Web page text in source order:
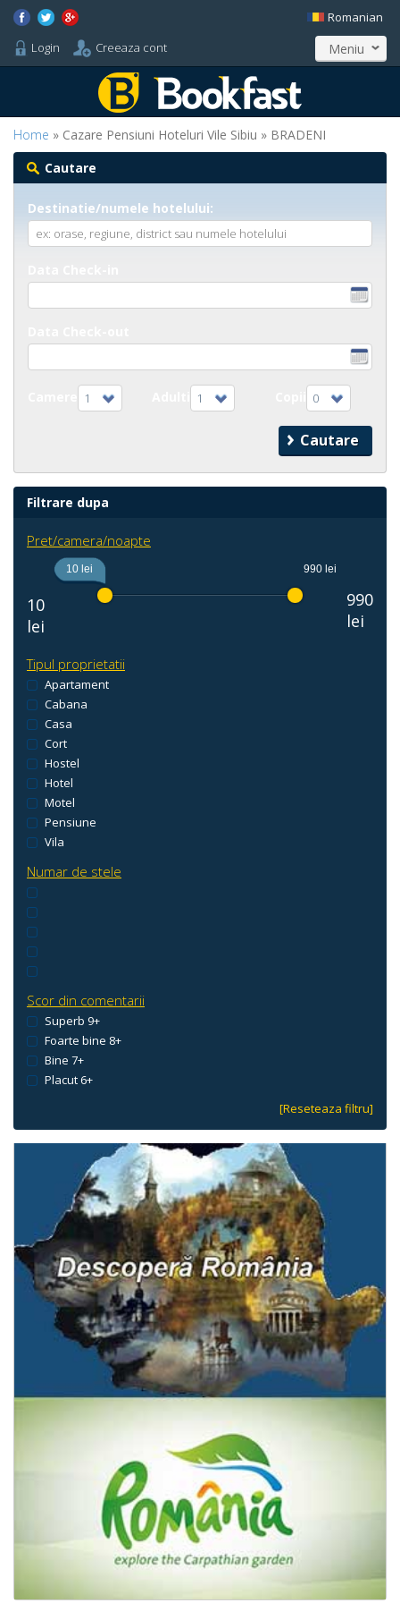
Login Creeaza cont
Romanian
Meniu
Home » Cazare Pensiuni Hoteluri Vile Sibiu » BRADENI
Cautare
Destinatie/numele hotelului:
1 1 0
Filtrare dupa
Pret/camera/noapte
10
lei
10 lei 990 lei
990
lei
Tipul proprietatii
Apartament
Cabana
Casa
Cort
Hostel
Hotel
Motel
Pensiune
Vila
Numar de stele
Scor din comentarii
Superb 9+
Foarte bine 8+
Bine 7+
Placut 6+
[Reseteaza filtru]